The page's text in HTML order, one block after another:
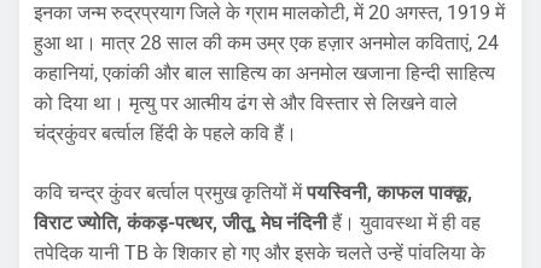
इनका जन्म रुद्रप्रयाग जिले के ग्राम मालकोटी, में 20 अगस्त, 1919 में
हुआ था। मात्र 28 साल की कम उम्र एक हज़ार अनमोल कविताएं, 24
कहानियां, एकांकी और बाल साहित्य का अनमोल खजाना हिन्दी साहित्य
को दिया था। मृत्यु पर आत्मीय ढंग से और विस्तार से लिखने वाले
चंद्रकुंवर बर्त्वाल हिंदी के पहले कवि हैं।
कवि चन्द्र कुंवर बर्त्वाल प्रमुख कृतियों मेंपयस्विनी, काफल पाक्कू,
विराट ज्योति, कंकड़-पत्थर, जीतू, मेघ नंदिनीहैं। युवावस्था में ही वह
तपेदिक यानी TB के शिकार हो गए और इसके चलते उन्हें पांवलिया के